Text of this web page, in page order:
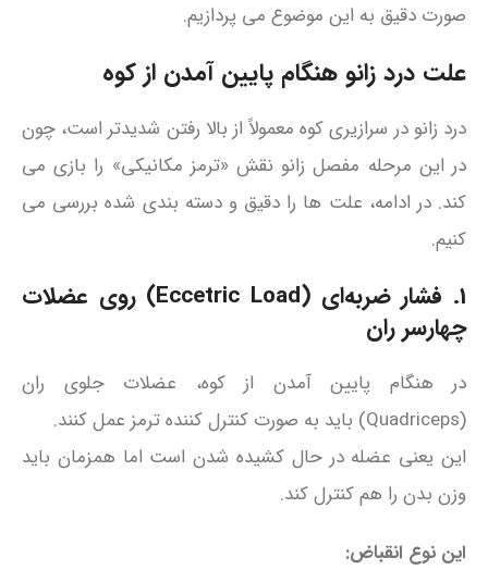
صورت دقیق به این موضوع می پردازیم.
علت درد زانو هنگام پایین آمدن از کوه
درد زانو در سرازیری کوه معمولاً از بالا رفتن شدیدتر است، چون
در این مرحله مفصل زانو نقش «ترمز مکانیکی» را بازی می‌
کند. در ادامه، علت‌ ها را دقیق و دسته‌ بندی‌ شده بررسی می‌
کنیم.
1. فشار ضربه‌ای (Eccetric Load) روی عضلات
چهارسر ران
در هنگام پایین آمدن از کوه، عضلات جلوی ران
(Quadriceps) باید به صورت کنترل‌ کننده ترمز عمل کنند.
این یعنی عضله در حال کشیده شدن است اما همزمان باید
وزن بدن را هم کنترل کند.
این نوع انقباض: